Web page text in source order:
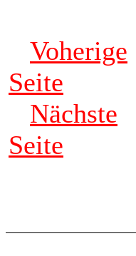
Voherige
Seite
Nächste
Seite